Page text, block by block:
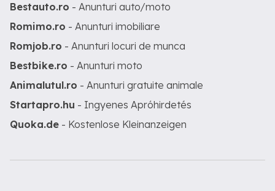
Bestauto.ro - Anunturi auto/moto
Romimo.ro - Anunturi imobiliare
Romjob.ro - Anunturi locuri de munca
Bestbike.ro - Anunturi moto
Animalutul.ro - Anunturi gratuite animale
Startapro.hu - Ingyenes Apróhirdetés
Quoka.de - Kostenlose Kleinanzeigen